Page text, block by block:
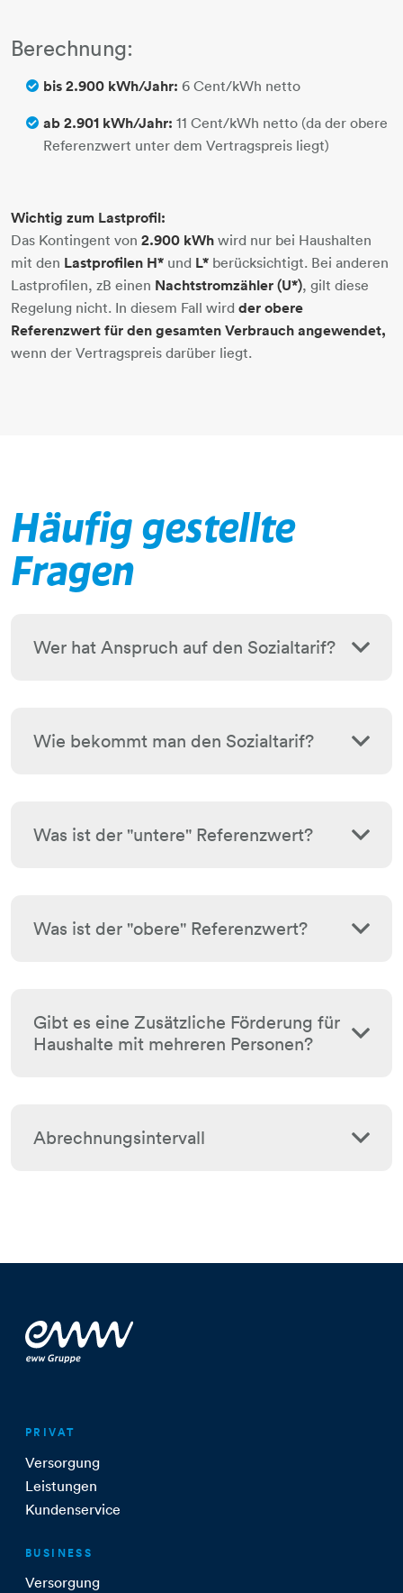
Berechnung:
bis 2.900 kWh/Jahr: 6 Cent/kWh netto
ab 2.901 kWh/Jahr: 11 Cent/kWh netto (da der obere
Referenzwert unter dem Vertragspreis liegt)
Wichtig zum Lastprofil:
Das Kontingent von 2.900 kWh wird nur bei Haushalten
mit den Lastprofilen H* und L* berücksichtigt. Bei anderen
Lastprofilen, zB einen Nachtstromzähler (U*), gilt diese
Regelung nicht. In diesem Fall wird der obere
Referenzwert für den gesamten Verbrauch angewendet,
wenn der Vertragspreis darüber liegt.
Häufig gestellte
Fragen
Wer hat Anspruch auf den Sozialtarif?
Wie bekommt man den Sozialtarif?
Was ist der "untere" Referenzwert?
Was ist der "obere" Referenzwert?
Gibt es eine Zusätzliche Förderung für
Haushalte mit mehreren Personen?
Abrechnungsintervall
PRIVAT
Versorgung
Leistungen
Kundenservice
BUSINESS
Versorgung